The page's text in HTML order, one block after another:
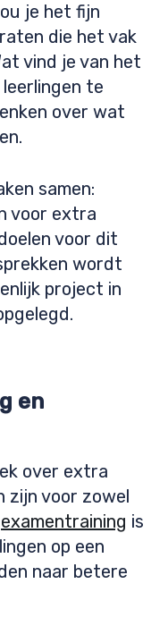
je het fijn
die het vak
vind je van het
te
over wat
samen:
voor extra
voor dit
wordt
project in
en
over extra
zijn voor zowel
examentraining is
op een
naar betere